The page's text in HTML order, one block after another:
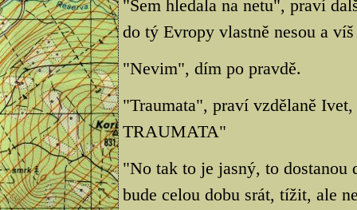
"Sem hledala na netu", praví
do tý Evropy vlastně nesou a
"Nevim", dím po pravdě.
"Traumata", praví vzdělaně
TRAUMATA"
"No tak to je jasný, to dostanou
bude celou dobu srát, tížit, ale